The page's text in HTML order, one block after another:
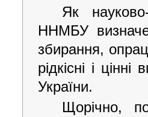
Як
ННМБУ
збирання,
рідкісні і
України.
Щорічно,